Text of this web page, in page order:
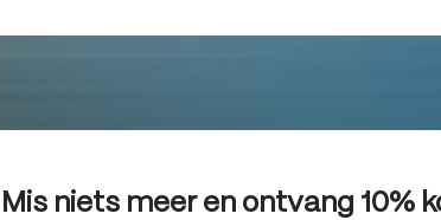
Mis niets meer en ontvang 10%